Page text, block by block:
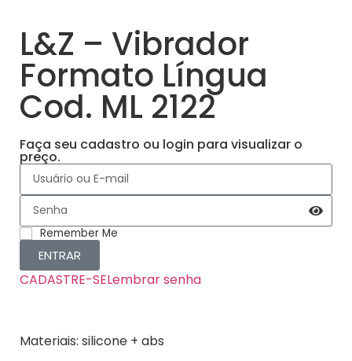
L&Z – Vibrador
Formato Língua
Cod. ML 2122
Faça seu cadastro ou login para visualizar o
preço.
Remember Me
ENTRAR
CADASTRE-SELembrar senha
Materiais: silicone + abs